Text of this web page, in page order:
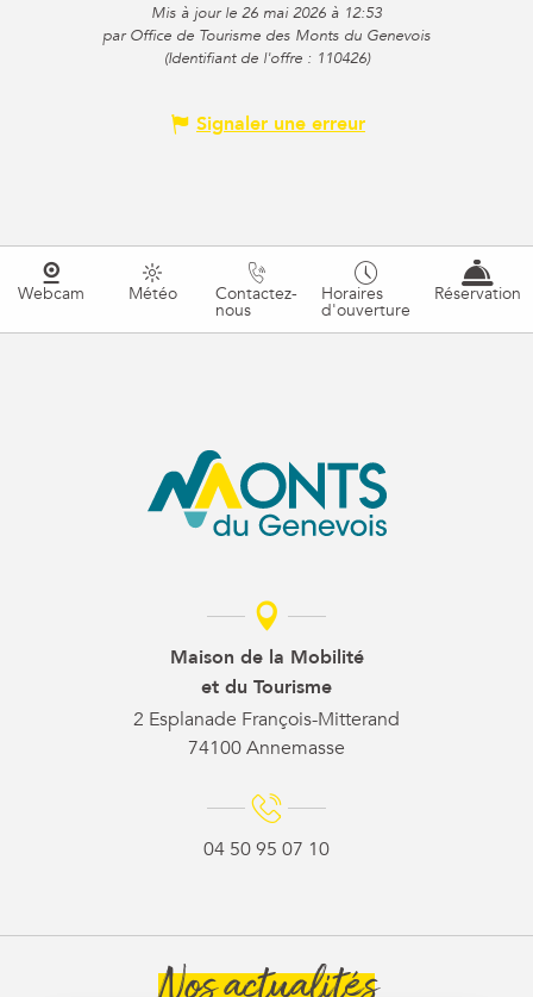
Mis à jour le 26 mai 2026 à 12:53
par Office de Tourisme des Monts du Genevois
(Identifiant de l'offre : 110426)
Signaler une erreur
Webcam Météo Contactez-
nous
Horaires
d'ouverture
Réservation
Maison de la Mobilité
et du Tourisme
2 Esplanade François-Mitterand
74100 Annemasse
04 50 95 07 10